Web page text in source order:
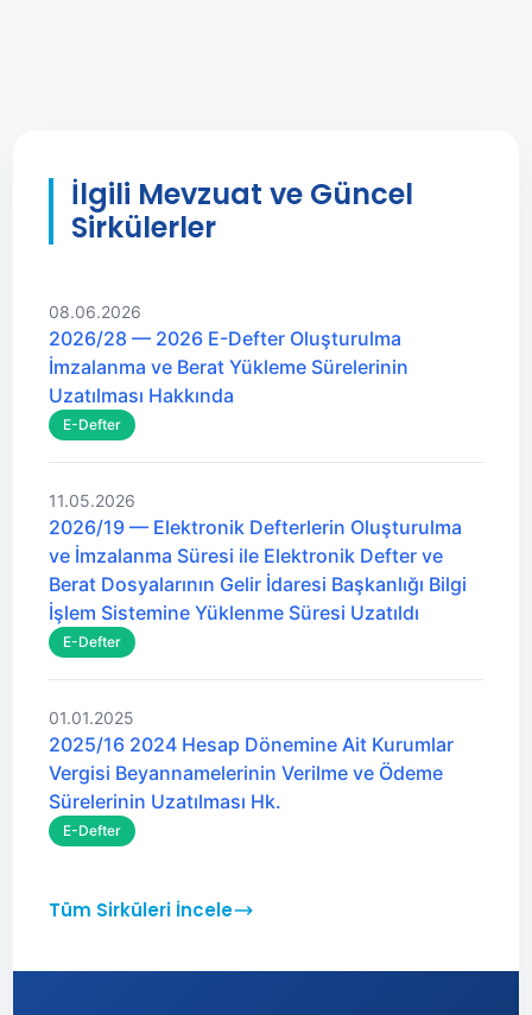
İlgili Mevzuat ve Güncel
Sirkülerler
08.06.2026
2026/28 — 2026 E-Defter Oluşturulma
İmzalanma ve Berat Yükleme Sürelerinin
Uzatılması Hakkında
E-Defter
11.05.2026
2026/19 — Elektronik Defterlerin Oluşturulma
ve İmzalanma Süresi ile Elektronik Defter ve
Berat Dosyalarının Gelir İdaresi Başkanlığı Bilgi
İşlem Sistemine Yüklenme Süresi Uzatıldı
E-Defter
01.01.2025
2025/16 2024 Hesap Dönemine Ait Kurumlar
Vergisi Beyannamelerinin Verilme ve Ödeme
Sürelerinin Uzatılması Hk.
E-Defter
Tüm Sirküleri İncele